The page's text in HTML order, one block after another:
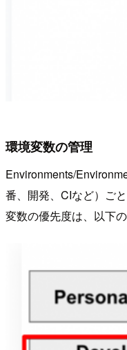
環境変数の管理
Environments/
番、開発、CIなど）ご
変数の優先度は、以下の